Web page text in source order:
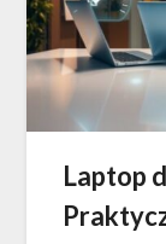
Laptop